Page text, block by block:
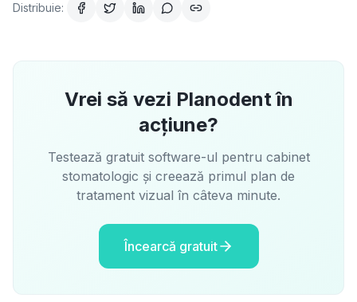
Distribuie:
Vrei să vezi Planodent în
acțiune?
Testează gratuit software-ul pentru cabinet
stomatologic și creează primul plan de
tratament vizual în câteva minute.
Încearcă gratuit